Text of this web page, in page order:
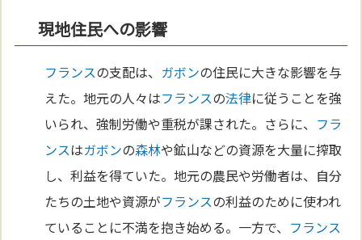
現地住民への影響
フランスの支配は、 ガボンの住民に大きな影響を与
えた。地元の人々はフランスの法律に従うことを強
いられ、強制労働や重税が課された。さらに、 フラ
ンスはガボンの森林や鉱山などの資源を大量に搾取
し、利益を得ていた。地元の農民や労働者は、自分
たちの土地や資源がフランスの利益のために使われ
ていることに不満を抱き始める。一方で、 フランス